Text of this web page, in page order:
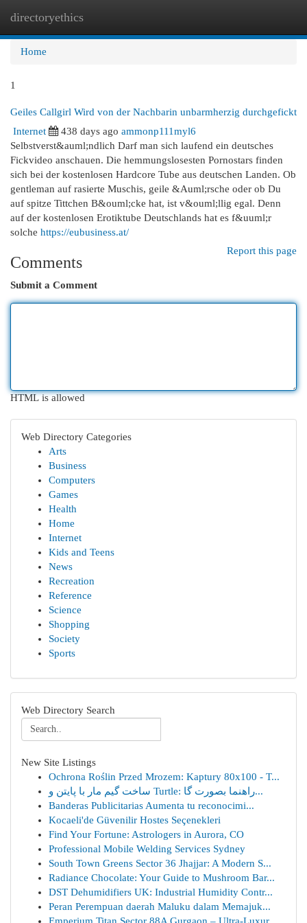
directoryethics
Home
1
Geiles Callgirl Wird von der Nachbarin unbarmherzig durchgefickt
Internet
438 days ago ammonp111myl6
Selbstverst&auml;ndlich Darf man sich laufend ein deutsches
Fickvideo anschauen. Die hemmungslosesten Pornostars finden
sich bei der kostenlosen Hardcore Tube aus deutschen Landen. Ob
gentleman auf rasierte Muschis, geile &Auml;rsche oder ob Du
auf spitze Tittchen B&ouml;cke hat, ist v&ouml;llig egal. Denn
auf der kostenlosen Erotiktube Deutschlands hat es f&uuml;r
solche https://eubusiness.at/
Report this page
Comments
Submit a Comment
HTML is allowed
Web Directory Categories
Arts
Business
Computers
Games
Health
Home
Internet
Kids and Teens
News
Recreation
Reference
Science
Shopping
Society
Sports
Web Directory Search
New Site Listings
Ochrona Roślin Przed Mrozem: Kaptury 80x100 - T...
ساخت گیم مار با پایتن و Turtle: راهنما بصورت گا...
Banderas Publicitarias Aumenta tu reconocimi...
Kocaeli'de Güvenilir Hostes Seçenekleri
Find Your Fortune: Astrologers in Aurora, CO
Professional Mobile Welding Services Sydney
South Town Greens Sector 36 Jhajjar: A Modern S...
Radiance Chocolate: Your Guide to Mushroom Bar...
DST Dehumidifiers UK: Industrial Humidity Contr...
Peran Perempuan daerah Maluku dalam Memajuk...